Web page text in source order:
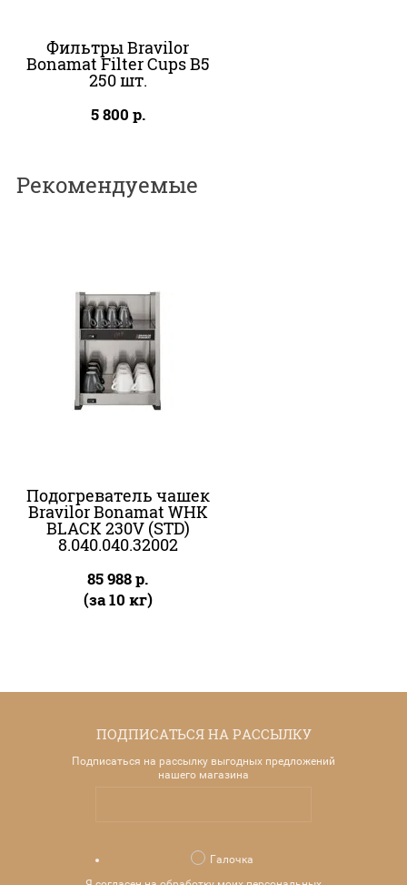
Фильтры Bravilor
Bonamat Filter Cups B5
250 шт.
5 800 р.
Рекомендуемые
Подогреватель чашек
Bravilor Bonamat WHK
BLACK 230V (STD)
8.040.040.32002
85 988р.
(за 10 кг)
ПОДПИСАТЬСЯ НА РАССЫЛКУ
Подписаться на рассылку выгодных предложений
нашего магазина
Галочка